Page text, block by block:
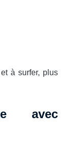
à surfer, plus
avec